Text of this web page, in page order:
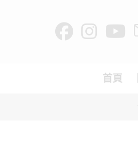
首頁